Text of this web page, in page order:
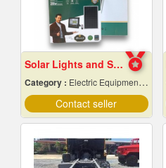
Solar Lights and Solar Energy Equipment in Pattaya, Chonburi
Category : Electric Equipment & Supplies-Wholesale & Manufacturers
Contact seller